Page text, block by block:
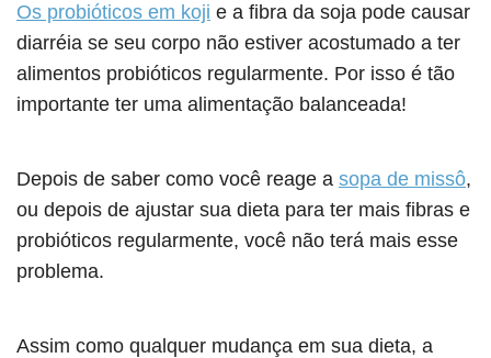
Os probióticos em koji e a fibra da soja pode causar
diarréia se seu corpo não estiver acostumado a ter
alimentos probióticos regularmente. Por isso é tão
importante ter uma alimentação balanceada!
Depois de saber como você reage a sopa de missô,
ou depois de ajustar sua dieta para ter mais fibras e
probióticos regularmente, você não terá mais esse
problema.
Assim como qualquer mudança em sua dieta, a